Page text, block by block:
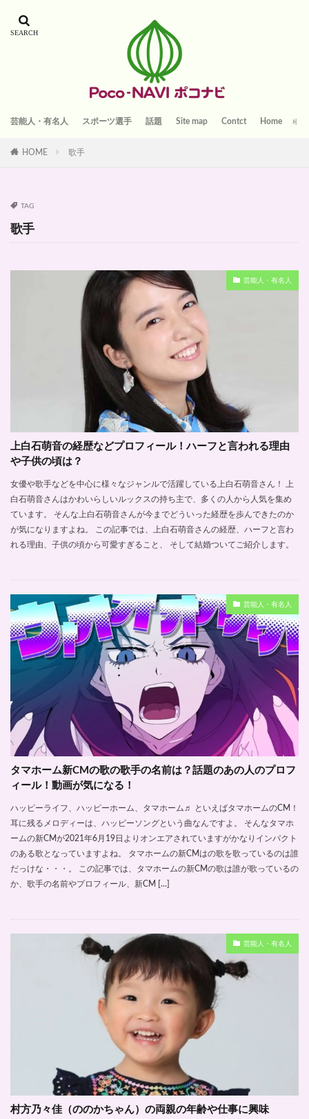
芸能人・有名人 スポーツ選手 話題 Site map Contct Home
HOME 歌手
TAG
歌手
芸能人・有名人
上白石萌音の経歴などプロフィール！ハーフと言われる理由
や子供の頃は？
女優や歌手などを中心に様々なジャンルで活躍している上白石萌音さん！ 上
白石萌音さんはかわいらしいルックスの持ち主で、多くの人から人気を集め
ています。 そんな上白石萌音さんが今までどういった経歴を歩んできたのか
が気になりますよね。 この記事では、上白石萌音さんの経歴、ハーフと言わ
れる理由、子供の頃から可愛すぎること、 そして結婚ついてご紹介します。
芸能人・有名人
タマホーム新CMの歌の歌手の名前は？話題のあの人のプロフ
ィール！動画が気になる！
ハッピーライフ、ハッピーホーム、タマホーム♬ といえばタマホームのCM！
耳に残るメロディーは、ハッピーソングという曲なんですよ。 そんなタマホ
ームの新CMが2021年6月19日よりオンエアされていますがかなりインパクト
のある歌となっていますよね。 タマホームの新CMはの歌を歌っているのは誰
だっけな・・・。 この記事では、タマホームの新CMの歌は誰が歌っているの
か、歌手の名前やプロフィール、新CM […]
芸能人・有名人
村方乃々佳（ののかちゃん）の両親の年齢や仕事に興味